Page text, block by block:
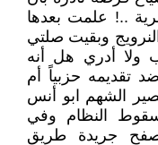
..! علمت بعدها
وبقيت صلتي
ولا أدري هل أنه
حزبياً أم
الشهم ابو أنس
النظام وفي
كنت اتصفح جريدة طريق